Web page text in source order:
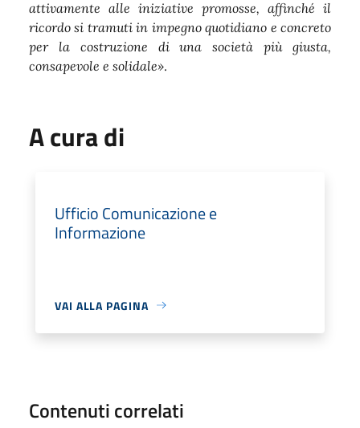
attivamente alle iniziative promosse, affinché il
ricordo si tramuti in impegno quotidiano e concreto
per la costruzione di una società più giusta,
consapevole e solidale».
A cura di
Ufficio Comunicazione e
Informazione
VAI ALLA PAGINA
Contenuti correlati